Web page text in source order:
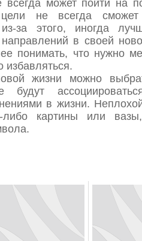
всегда может пойти на
цели не всегда
за этого, иногда
направлений в своей
понимать, что нужно
избавляться.
жизни можно
будут
в жизни.
либо картины или